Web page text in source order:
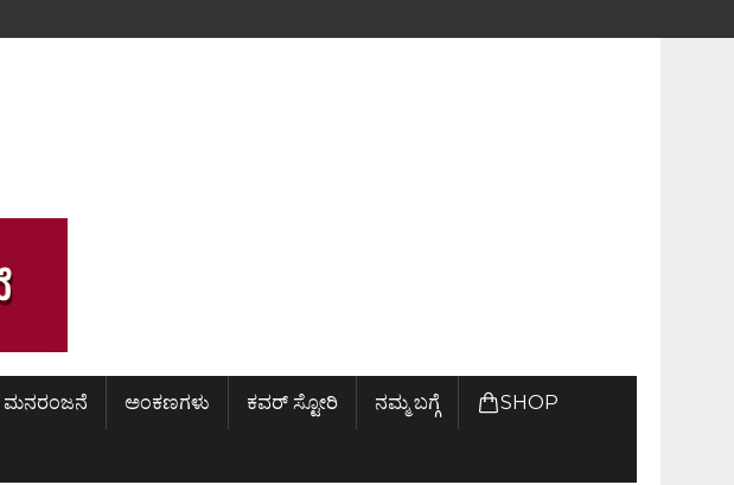
ಮನರಂಜನೆ ಅಂಕಣಗಳು ಕವರ್ ಸ್ಟೋರಿ ನಮ್ಮ ಬಗ್ಗೆ SHOP